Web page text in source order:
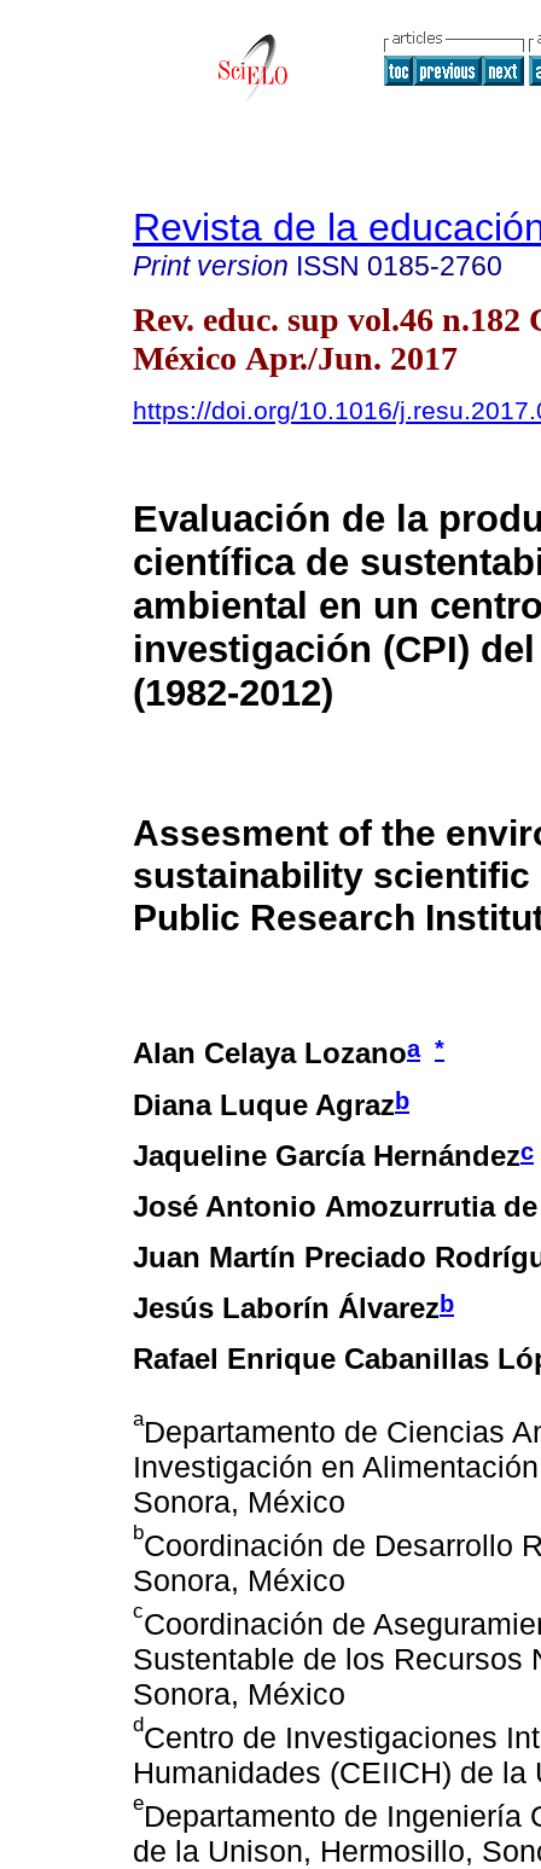
Revista de la
Print version ISSN 0185-2760
Rev. educ. sup vol.46 n.182
México Apr./Jun. 2017
https://doi.org/10.1016/
Evaluación de la
científica de
ambiental en un
investigación (CPI)
(1982-2012)
Assesment of the
sustainability scientific
Public Research
Alan Celaya Lozanoa *
Diana Luque Agrazb
Jaqueline García Hernándezc
José Antonio Amozurrutia
Juan Martín Preciado
Jesús Laborín Álvarezb
Rafael Enrique Cabanillas
aDepartamento de Ciencias
Investigación en
Sonora, México
bCoordinación de Desarrollo
Sonora, México
cCoordinación de
Sustentable de los Recursos
Sonora, México
dCentro de Investigaciones
Humanidades (CEIICH) de
eDepartamento de Ingeniería
de la Unison, Hermosillo,